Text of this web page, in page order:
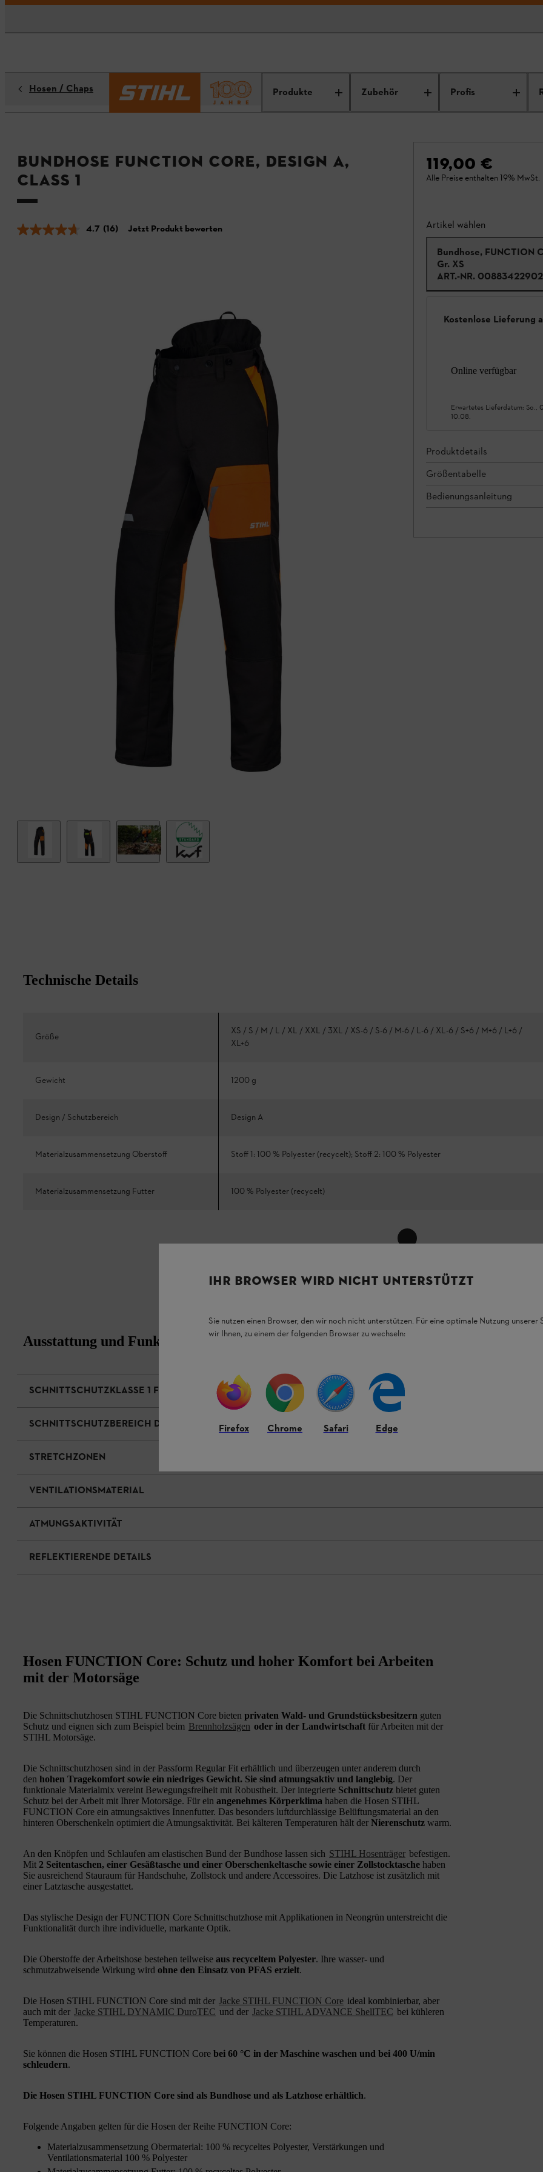
Produkte Zubehör Profis
Hosen / Chaps
Bundhose FUNCTION Core, Design A,
Class 1
4.7 (16) Jetzt Produkt bewerten
119,00 €
Alle Preise enthalten 19% MwSt.
Artikel wählen
Bundhose, FUNCTION
Gr. XS
ART.-NR. 00883422902
Kostenlose Lieferung
Online verfügbar
Erwartetes Lieferdatum: So.,
10.08.
Produktdetails
Größentabelle
Bedienungsanleitung
Technische Details
Größe
XS / S / M / L / XL / XXL / 3XL / XS-6 / S-6 / M-6 / L-6 / XL-6 / S+6 / M+6 / L+6 /
XL+6
Gewicht 1200 g
Design / Schutzbereich Design A
Materialzusammensetzung Oberstoff Stoff 1: 100 % Polyester (recycelt); Stoff 2: 100 % Polyester
Materialzusammensetzung Futter 100 % Polyester (recycelt)
Ausstattung und Funktion
SCHNITTSCHUTZKLASSE 1 FÜR MOTORSÄGEN
SCHNITTSCHUTZBEREICH DESIGN A
STRETCHZONEN
VENTILATIONSMATERIAL
ATMUNGSAKTIVITÄT
REFLEKTIERENDE DETAILS
Hosen FUNCTION Core: Schutz und hoher Komfort bei Arbeiten
mit der Motorsäge
Die Schnittschutzhosen STIHL FUNCTION Core bieten privaten Wald- und Grundstücksbesitzern guten
Schutz und eignen sich zum Beispiel beim Brennholzsägen oder in der Landwirtschaft für Arbeiten mit der
STIHL Motorsäge.
Die Schnittschutzhosen sind in der Passform Regular Fit erhältlich und überzeugen unter anderem durch
den hohen Tragekomfort sowie ein niedriges Gewicht. Sie sind atmungsaktiv und langlebig. Der
funktionale Materialmix vereint Bewegungsfreiheit mit Robustheit. Der integrierte Schnittschutz bietet guten
Schutz bei der Arbeit mit Ihrer Motorsäge. Für ein angenehmes Körperklima haben die Hosen STIHL
FUNCTION Core ein atmungsaktives Innenfutter. Das besonders luftdurchlässige Belüftungsmaterial an den
hinteren Oberschenkeln optimiert die Atmungsaktivität. Bei kälteren Temperaturen hält der Nierenschutz warm.
An den Knöpfen und Schlaufen am elastischen Bund der Bundhose lassen sich STIHL Hosenträger befestigen.
Mit 2 Seitentaschen, einer Gesäßtasche und einer Oberschenkeltasche sowie einer Zollstocktasche haben
Sie ausreichend Stauraum für Handschuhe, Zollstock und andere Accessoires. Die Latzhose ist zusätzlich mit
einer Latztasche ausgestattet.
Das stylische Design der FUNCTION Core Schnittschutzhose mit Applikationen in Neongrün unterstreicht die
Funktionalität durch ihre individuelle, markante Optik.
Die Oberstoffe der Arbeitshose bestehen teilweise aus recyceltem Polyester. Ihre wasser- und
schmutzabweisende Wirkung wird ohne den Einsatz von PFAS erzielt.
Die Hosen STIHL FUNCTION Core sind mit der Jacke STIHL FUNCTION Core ideal kombinierbar, aber
auch mit der Jacke STIHL DYNAMIC DuroTEC und der Jacke STIHL ADVANCE ShellTEC bei kühleren
Temperaturen.
Sie können die Hosen STIHL FUNCTION Core bei 60 °C in der Maschine waschen und bei 400 U/min
schleudern.
Die Hosen STIHL FUNCTION Core sind als Bundhose und als Latzhose erhältlich.
Folgende Angaben gelten für die Hosen der Reihe FUNCTION Core:
Materialzusammensetzung Obermaterial: 100 % recyceltes Polyester, Verstärkungen und
Ventilationsmaterial 100 % Polyester
IHR BROWSER WIRD NICHT UNTERSTÜTZT
Sie nutzen einen Browser, den wir noch nicht unterstützen. Für eine optimale Nutzung unserer
wir Ihnen, zu einem der folgenden Browser zu wechseln:
Firefox Chrome Safari Edge